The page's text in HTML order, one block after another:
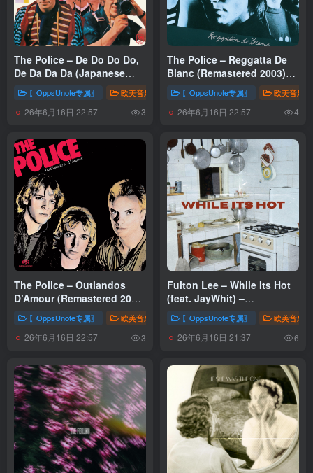
The Police – De Do Do Do,
De Da Da Da (Japanese
Version) –
Single(00602475006466)
【16bit／44.1kHz】土耳其区
〖OppsUnote专属〗 欧美音乐
26年6月16日 22:57 3
The Police – Reggatta De
Blanc (Remastered 2003)
(00600753731741)【24bit／
44.1kHz】土耳其区
〖OppsUnote专属〗 欧美音乐
26年6月16日 22:57 4
The Police – Outlandos
D’Amour (Remastered 2003)
(00600753731710)【24bit／
44.1kHz】土耳其区
〖OppsUnote专属〗 欧美音乐
26年6月16日 22:57 3
Fulton Lee – While Its Hot
(feat. JayWhit) –
Single(821311540296)
【16bit／48.0kHz】土耳其区
〖OppsUnote专属〗 欧美音乐
26年6月16日 21:37 6